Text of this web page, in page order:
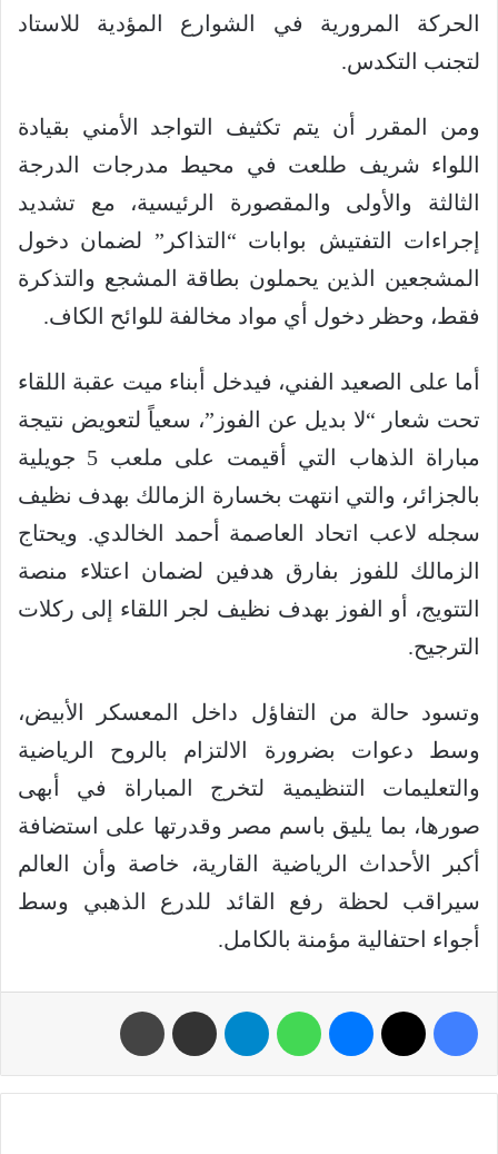
الحركة المرورية في الشوارع المؤدية للاستاد
لتجنب التكدس.
ومن المقرر أن يتم تكثيف التواجد الأمني بقيادة
اللواء شريف طلعت في محيط مدرجات الدرجة
الثالثة والأولى والمقصورة الرئيسية، مع تشديد
إجراءات التفتيش بوابات “التذاكر” لضمان دخول
المشجعين الذين يحملون بطاقة المشجع والتذكرة
فقط، وحظر دخول أي مواد مخالفة للوائح الكاف.
أما على الصعيد الفني، فيدخل أبناء ميت عقبة اللقاء
تحت شعار “لا بديل عن الفوز”، سعياً لتعويض نتيجة
مباراة الذهاب التي أقيمت على ملعب 5 جويلية
بالجزائر، والتي انتهت بخسارة الزمالك بهدف نظيف
سجله لاعب اتحاد العاصمة أحمد الخالدي. ويحتاج
الزمالك للفوز بفارق هدفين لضمان اعتلاء منصة
التتويج، أو الفوز بهدف نظيف لجر اللقاء إلى ركلات
الترجيح.
وتسود حالة من التفاؤل داخل المعسكر الأبيض،
وسط دعوات بضرورة الالتزام بالروح الرياضية
والتعليمات التنظيمية لتخرج المباراة في أبهى
صورها، بما يليق باسم مصر وقدرتها على استضافة
أكبر الأحداث الرياضية القارية، خاصة وأن العالم
سيراقب لحظة رفع القائد للدرع الذهبي وسط
أجواء احتفالية مؤمنة بالكامل.